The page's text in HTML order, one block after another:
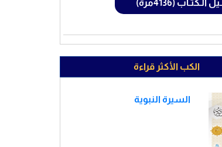
الـكتـاب (4136مرة)
الكب الأكثر قراءة
السيرة النبوية